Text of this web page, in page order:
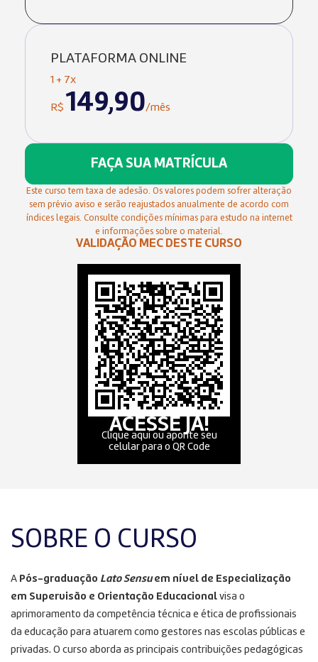
SOBRE O CURSO
A Pós-graduação Lato Sensuem nível de Especialização
em Supervisão e Orientação Educacional visa o
aprimoramento da competência técnica e ética de profissionais
da educação para atuarem como gestores nas escolas públicas e
privadas. O curso aborda as principais contribuições pedagógicas
PLATAFORMA ONLINE
1 + 7x
R$ 149,90/mês
FAÇA SUA MATRÍCULA
Este curso tem taxa de adesão. Os valores podem sofrer alteração
sem prévio aviso e serão reajustados anualmente de acordo com
índices legais. Consulte condições mínimas para estudo na internet
e informações sobre o material.
VALIDAÇÃO MEC DESTE CURSO
ACESSE JÁ!
Clique aqui ou aponte seu
celular para o QR Code